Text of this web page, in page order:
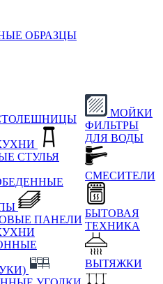
ОБРАЗЦЫ
СТУЛЬЯ
ПАНЕЛИ
МОЙКИ
ФИЛЬТРЫ
ДЛЯ ВОДЫ
СМЕСИТЕЛИ
БЫТОВАЯ
ТЕХНИКА
ВЫТЯЖКИ